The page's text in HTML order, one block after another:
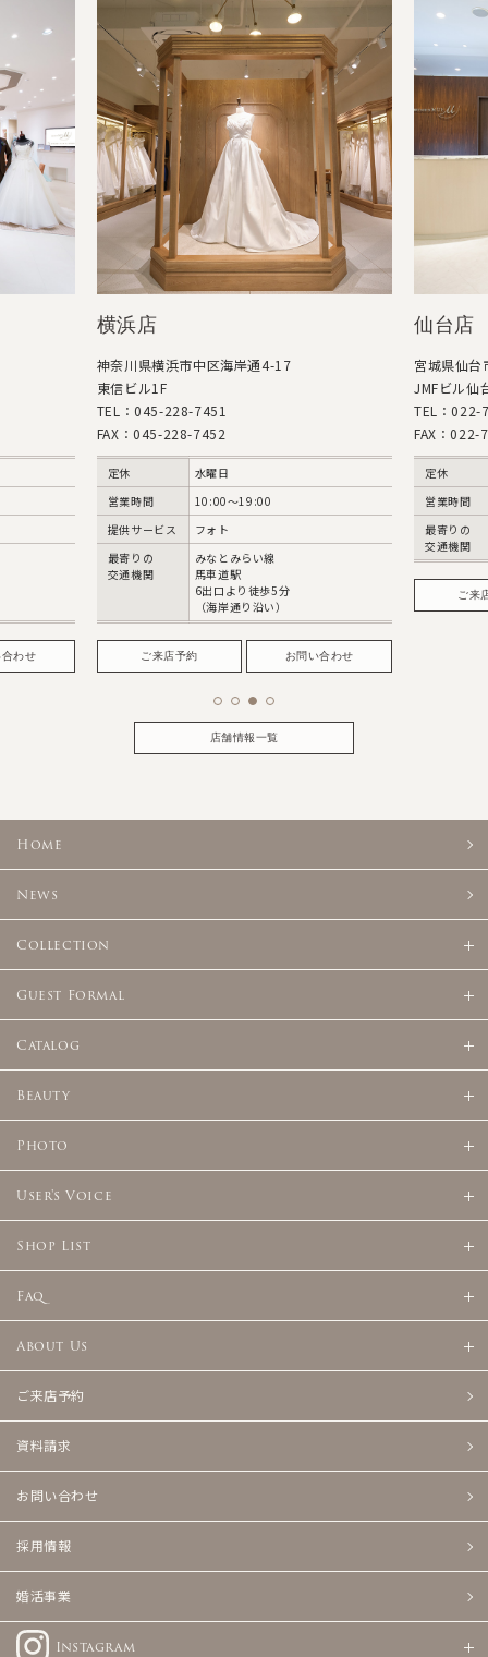
わせ
仙台店
宮城県仙台市青葉区中央4-10-3
JMFビル仙台01 1階
TEL：022-726-5055
FAX：022-726-5051
定休
火・水曜日
営業時間
10:00～18:00
最寄りの
交通機関
JR仙台駅 西口
徒歩5分
ご来店予約 お問い合わせ
東京本
東京都港
TEL：03-
FAX：03-
営業時間
提供サービ
最寄りの
交通機関
店舗情報一覧
Home
News
Collection
Guest Formal
Catalog
Beauty
Photo
User's Voice
Shop List
Faq
About Us
ご来店予約
資料請求
お問い合わせ
採用情報
婚活事業
Instagram